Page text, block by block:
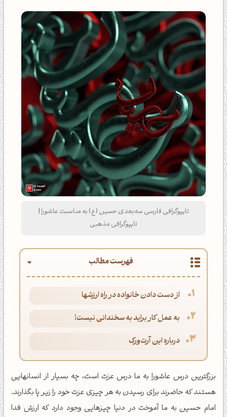
تایپوگرافی فارسی سه‌بعدی حسین (ع) به مناسبت عاشورا |
تایپوگرافی مذهبی
فهرست مطالب
از دست دادن خانواده در راه ارزشها
به عمل کار براید به سخندانی نیست!
درباره این آرت‌ورک
بزرگترین درس عاشورا به ما درس عزت است، چه بسیار از انسانهایی
هستند که حاضرند برای رسیدن به هر چیزی عزت خود را زیر پا بگذارند.
امام حسین به ما آموخت در دنیا چیزهایی وجود دارد که ارزش فدا